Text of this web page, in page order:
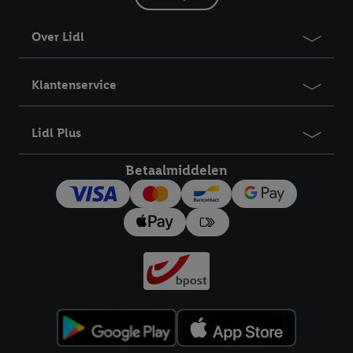
Over Lidl
Klantenservice
Lidl Plus
Betaalmiddelen